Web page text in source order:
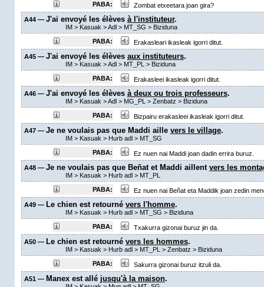
PABA:
Zombat etxeetara joan gira?
A44 — J'ai envoyé les élèves à l'instituteur.
IM> Kasuak >Adl> MT_SG > Biziduna
PABA:
Erakasleari ikasleak igorri ditut.
A45 — J'ai envoyé les élèves aux instituteurs.
IM> Kasuak >Adl> MT_PL > Biziduna
PABA:
Erakasleei ikasleak igorri ditut.
A46 — J'ai envoyé les élèves à deux ou trois professeurs.
IM> Kasuak >Adl> MG_PL > Zenbatz > Biziduna
PABA:
Bizpairu erakasleei ikasleak igorri ditut.
A47 — Je ne voulais pas que Maddi aille vers le village.
IM> Kasuak > Hurb adl> MT_SG
PABA:
Ez nuen nai Maddi joan dadin errira buruz.
A48 — Je ne voulais pas que Beñat et Maddi aillent vers les
IM> Kasuak > Hurb adl> MT_PL
PABA:
Ez nuen nai Beñat eta Maddik joan zedin
A49 — Le chien est retourné vers l'homme.
IM> Kasuak > Hurb adl> MT_SG > Biziduna
PABA:
Txakurra gizonai buruz jin da.
A50 — Le chien est retourné vers les hommes.
IM> Kasuak > Hurb adl> MT_PL > Zenbatz > Biziduna
PABA:
Sakurra gizonai buruz itzuli da.
A51 — Manex est allé jusqu'à la maison.